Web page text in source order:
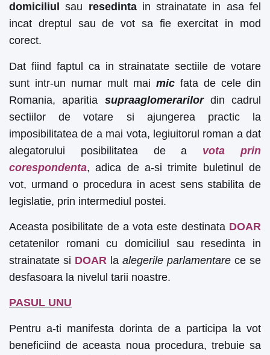
domiciliul
sau resedintain strainatate in asa fel
incat dreptul sau de vot sa fie exercitat in mod
corect.
Dat fiind faptul ca in strainatate sectiile de votare
sunt intr-un numar mult mai mic fata de cele din
Romania, aparitia supraaglomerarilor din cadrul
sectiilor de votare si ajungerea practic la
imposibilitatea de a mai vota, legiuitorul roman a dat
alegatorului posibilitatea de a vota prin
corespondenta, adica de a-si trimite buletinul de
vot, urmand o procedura in acest sens stabilita de
legislatie, prin intermediul postei.
Aceasta posibilitate de a vota este destinata DOAR
cetatenilor romani cu domiciliul sau resedinta in
strainatate si DOAR la alegerile parlamentare ce se
desfasoara la nivelul tarii noastre.
PASUL UNU
Pentru a-ti manifesta dorinta de a participa la vot
beneficiind de aceasta noua procedura, trebuie sa